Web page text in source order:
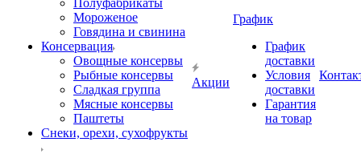
Полуфабрикаты
Мороженое
Говядина и свинина
Консервация
Овощные консервы
Рыбные консервы
Сладкая группа
Мясные консервы
Паштеты
Снеки, орехи, сухофрукты
Акции
График
График
доставки
Условия
доставки
Гарантия
на товар